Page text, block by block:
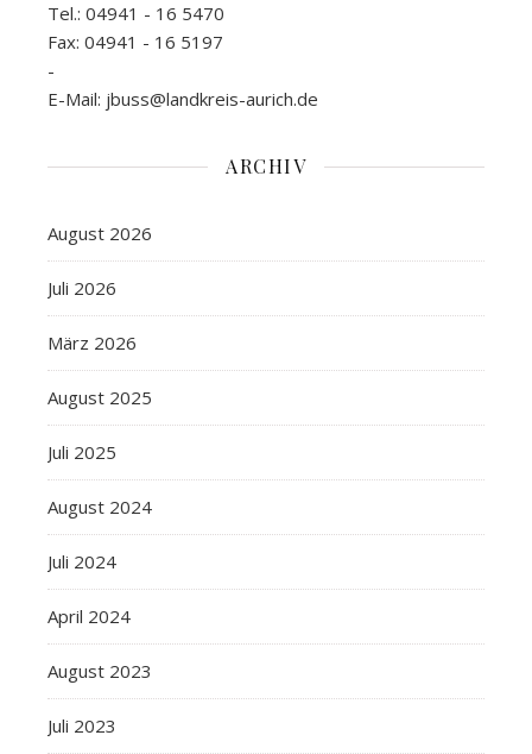
Tel.: 04941 - 16 5470
Fax: 04941 - 16 5197
-
E-Mail: jbuss@landkreis-aurich.de
ARCHIV
August 2026
Juli 2026
März 2026
August 2025
Juli 2025
August 2024
Juli 2024
April 2024
August 2023
Juli 2023